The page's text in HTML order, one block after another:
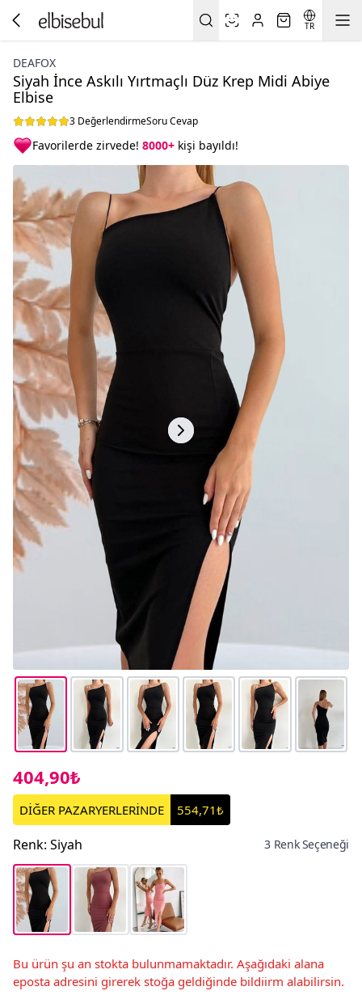
TR
DEAFOX
Siyah İnce Askılı Yırtmaçlı Düz Krep Midi Abiye
Elbise
3 DeğerlendirmeSoru Cevap
Favorilerde zirvede! 8000+ kişi bayıldı!
404,90₺
DİĞER PAZARYERLERİNDE 554,71₺
Renk: Siyah 3 Renk Seçeneği
Bu ürün şu an stokta bulunmamaktadır. Aşağıdaki alana
eposta adresini girerek stoğa geldiğinde bildiirm alabilirsin.